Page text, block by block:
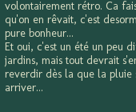
volontairement rétro. Ca
qu'on en rêvait, c'est
pure bonheur...
Et oui, c'est un été un peu
jardins, mais tout devrait
reverdir dès la que la pluie
arriver...